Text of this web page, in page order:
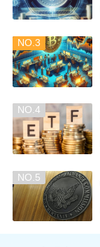
NO.3
NO.4
NO.5